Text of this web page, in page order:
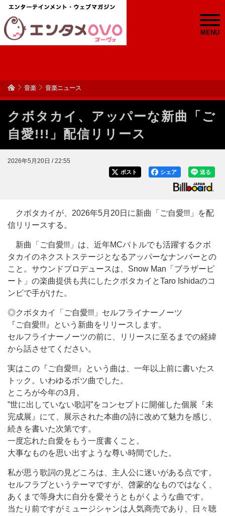
MENU
音楽 音楽ニュース
クボタカイ、アッパーな新曲「ご
自愛!!!」配信リリース
2026年5月20日 / 22:55
送る
シェア
ポスト
クボタカイが、2026年5月20日に新曲「ご自愛!!!」を配
信リリースする。
新曲「ご自愛!!!」は、近年MCバトルでも活躍するクボ
タカイのネクストステージとなるアッパーなナンバーとの
こと。サウンドプロデュースは、Snow Man「ブラザービ
ート」の楽曲提供も共にしたクボタカイとTaro Ishidaのコ
ンビで手がけた。
◎クボタカイ「ご自愛!!!」セルフライナーノーツ
『ご自愛!!!』という新曲をリリースします。
セルフライナーノーツの前に、リリースに至るまでの経緯
から話させてください。
実はこの『ご自愛!!!』という曲は、一年以上前に書いたス
トック。いわゆるボツ曲でした。
ところが今年の3月。
”世に出していない歌詞”をコンセプトに開催した個展『未
完成展』にて、展示された本曲の詩に改めて魅力を感じ、
続きを書いた次第です。
一度忘れた自愛をもう一度書くこと。
大事なものを思い出すような尊い時間でした。
私が思う歌詞の見どころは、主人公に迷いがある点です。
セルフラブというテーマですが、啓蒙的なものではなく、
あくまで等身大に自分を愛そうともがくような曲です。
当たり前ですがミュージシャンは人気商売であり、日々聴